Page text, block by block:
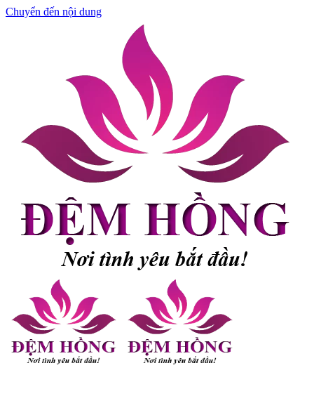
Chuyển đến nội dung